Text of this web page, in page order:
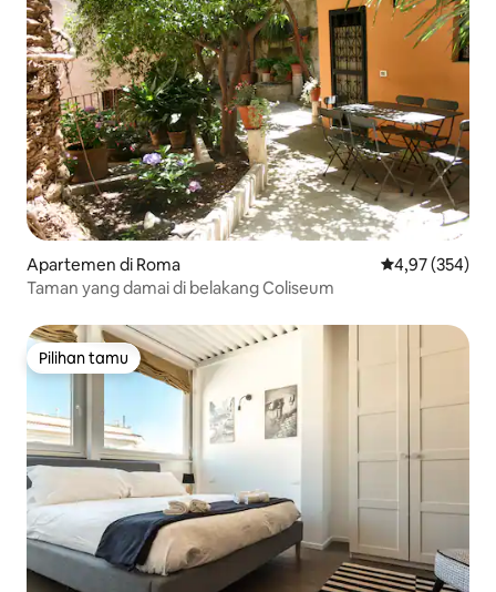
Apartemen di Roma Nilai rata-rata
4,97 (354)
Taman yang damai di belakang Coliseum
Pilihan tamu
Pilihan tamu